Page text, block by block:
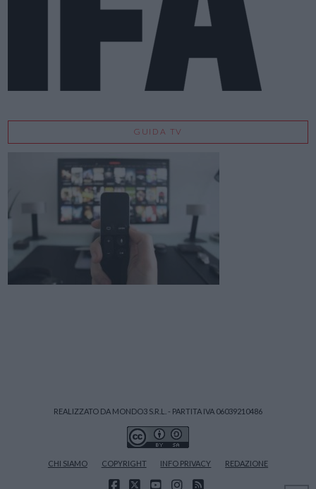
GUIDA TV
REALIZZATO DA MONDO3 S.R.L. - PARTITA IVA 06039210486
CHI SIAMO COPYRIGHT INFO PRIVACY REDAZIONE